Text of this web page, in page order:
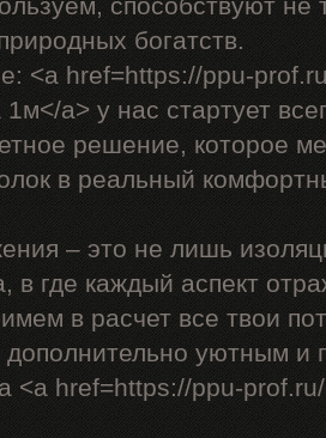
способствуют не
богатств.
<a href=https://ppu-
a> у нас стартует
решение, которое
в реальный
– это не лишь
в где каждый аспект
в расчет все твои
уютным и
<a href=https://ppu-